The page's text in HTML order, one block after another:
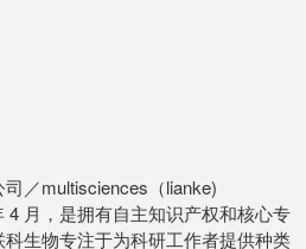
／multisciences（lianke)
4 月，是拥有自主知识产权和核心专
生物专注于为科研工作者提供种类